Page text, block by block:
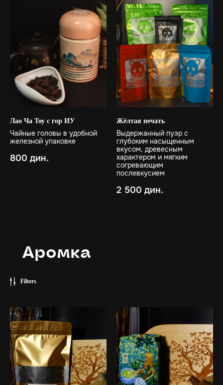
Лао Ча Тоу с гор ИУ
Чайные головы в удобной
железной упаковке
800 дин.
Жёлтая печать
Выдержанный пуэр с
глубоким насыщенным
вкусом, древесным
характером и мягким
согревающим
послевкусием
2 500 дин.
Аромка
Filters